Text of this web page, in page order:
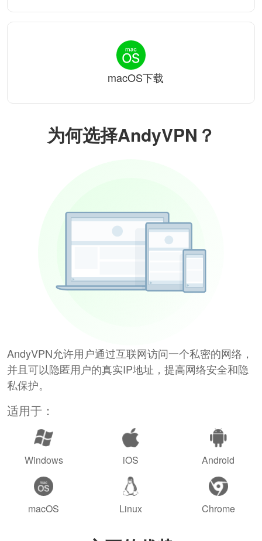
为何选择AndyVPN？
AndyVPN允许用户通过互联网访问一个私密的网络，
并且可以隐匿用户的真实IP地址，提高网络安全和隐
私保护。
适用于：
Windows iOS Android
macOS Linux Chrome
macOS下载